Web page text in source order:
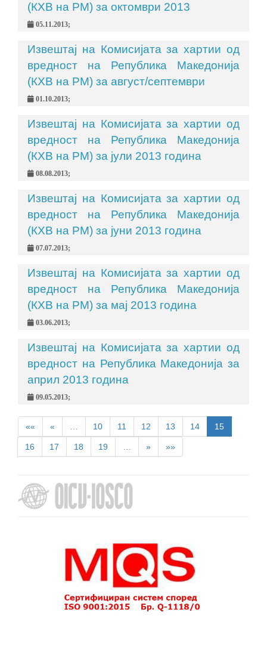
(КХВ на РМ) за октомври 2013
05.11.2013;
Извештај на Комисијата за хартии од
вредност на Република Македонија
(КХВ на РМ) за август/септември
01.10.2013;
Извештај на Комисијата за хартии од
вредност на Република Македонија
(КХВ на РМ) за јули 2013 година
08.08.2013;
Извештај на Комисијата за хартии од
вредност на Република Македонија
(КХВ на РМ) за јуни 2013 година
07.07.2013;
Извештај на Комисијата за хартии од
вредност на Република Македонија
(КХВ на РМ) за мај 2013 година
03.06.2013;
Извештај на Комисијата за хартии од
вредност на Република Македонија за
април 2013 година
09.05.2013;
«« « … 10 11 12 13 14 15
16 17 18 19 … » »»